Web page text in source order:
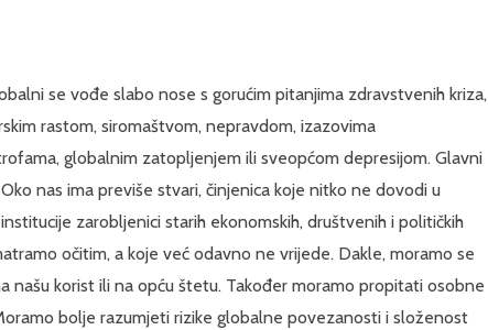
se vođe slabo nose s gorućim pitanjima zdravstvenih kriza,
rastom, siromaštvom, nepravdom, izazovima
globalnim zatopljenjem ili sveopćom depresijom. Glavni
nas ima previše stvari, činjenica koje nitko ne dovodi u
zarobljenici starih ekonomskih, društvenih i političkih
očitim, a koje već odavno ne vrijede. Dakle, moramo se
našu korist ili na opću štetu. Također moramo propitati osobne
bolje razumjeti rizike globalne povezanosti i složenost